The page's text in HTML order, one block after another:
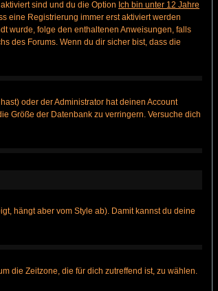
sind und du die Option Ich bin unter 12 Jahre
eine Registrierung immer erst aktiviert werden
wurde, folge den enthaltenen Anweisungen, falls
des Forums. Wenn du dir sicher bist, dass die
oder der Administrator hat deinen Account
Größe der Datenbank zu verringern. Versuche dich
hängt aber vom Style ab). Damit kannst du deine
die Zeitzone, die für dich zutreffend ist, zu wählen.